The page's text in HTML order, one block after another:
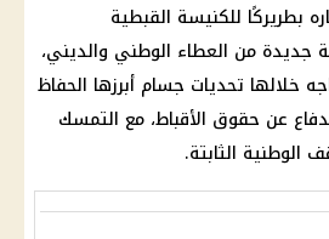
تم اختياره بطريركًا للكنيسة القبطية
جديدة من العطاء الوطني والديني،
خلالها تحديات جسام أبرزها الحفاظ
عن حقوق الأقباط، مع التمسك
الوطنية الثابتة.